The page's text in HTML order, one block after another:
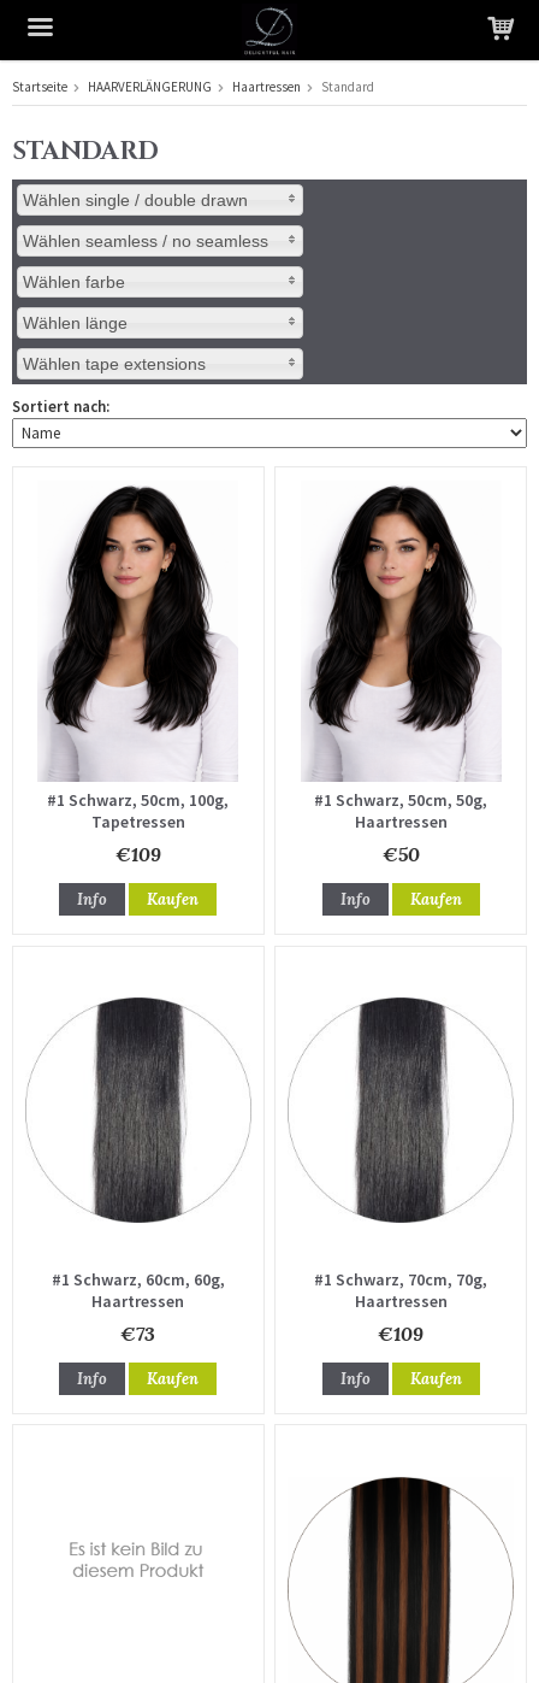
Das Produkt wurde in Ihren Warenkorb gelegt
Startseite HAARVERLÄNGERUNG Haartressen Standard
STANDARD
Wählen single / double drawn
Wählen seamless / no seamless
Wählen farbe
Wählen länge
Wählen tape extensions
Sortiert nach:
#1 Schwarz, 50cm, 100g,
Tapetressen
€109
Info Kaufen
#1 Schwarz, 50cm, 50g,
Haartressen
€50
Info Kaufen
#1 Schwarz, 60cm, 60g,
Haartressen
€73
Info Kaufen
#1 Schwarz, 70cm, 70g,
Haartressen
€109
Info Kaufen